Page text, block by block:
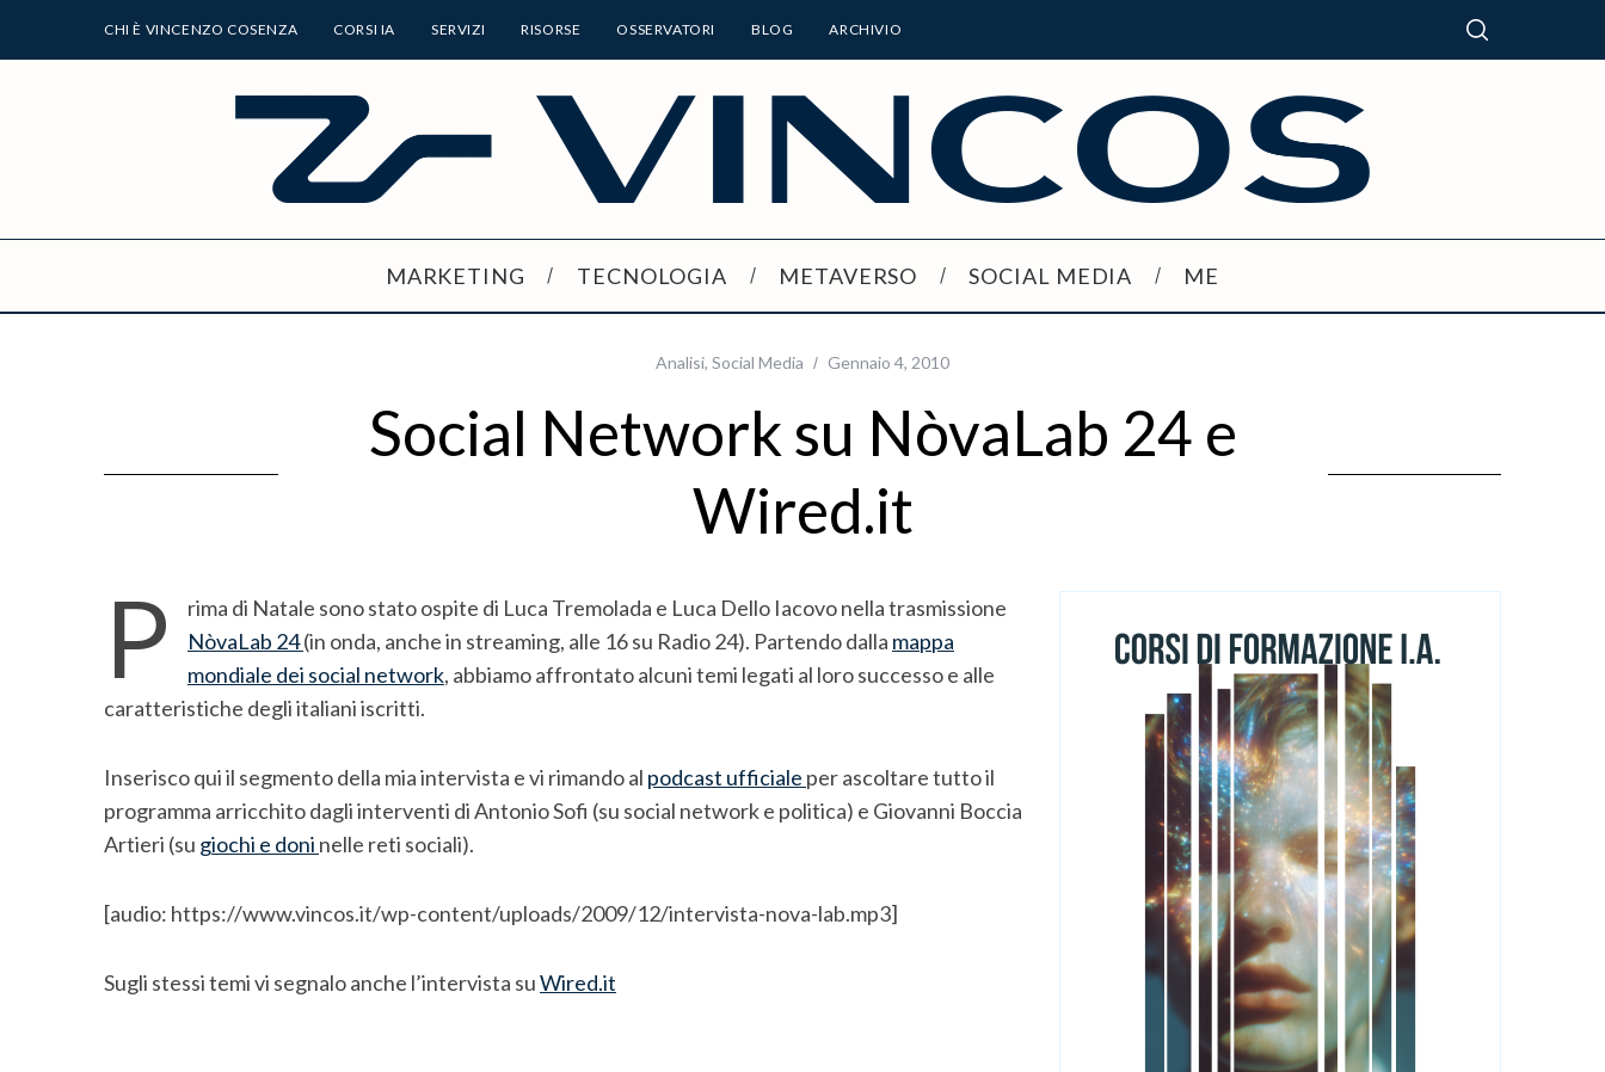
CHI È VINCENZO COSENZA CORSI IA SERVIZI RISORSE OSSERVATORI BLOG ARCHIVIO
MARKETING TECNOLOGIA METAVERSO SOCIAL MEDIA ME
Analisi, Social Media Gennaio 4, 2010
Social Network su NòvaLab 24 e
Wired.it
P
rima di Natale sono stato ospite di Luca Tremolada e Luca Dello Iacovo nella trasmissione
NòvaLab 24(in onda, anche in streaming, alle 16 su Radio 24). Partendo dalla mappa
mondiale dei social network, abbiamo affrontato alcuni temi legati al loro successo e alle
caratteristiche degli italiani iscritti.
Inserisco qui il segmento della mia intervista e vi rimando al podcast ufficiale per ascoltare tutto il
programma arricchito dagli interventi di Antonio Sofi (su social network e politica) e Giovanni Boccia
Artieri (su giochi e doni nelle reti sociali).
[audio: https://www.vincos.it/wp-content/uploads/2009/12/intervista-nova-lab.mp3]
Sugli stessi temi vi segnalo anche l’intervista suWired.it
a